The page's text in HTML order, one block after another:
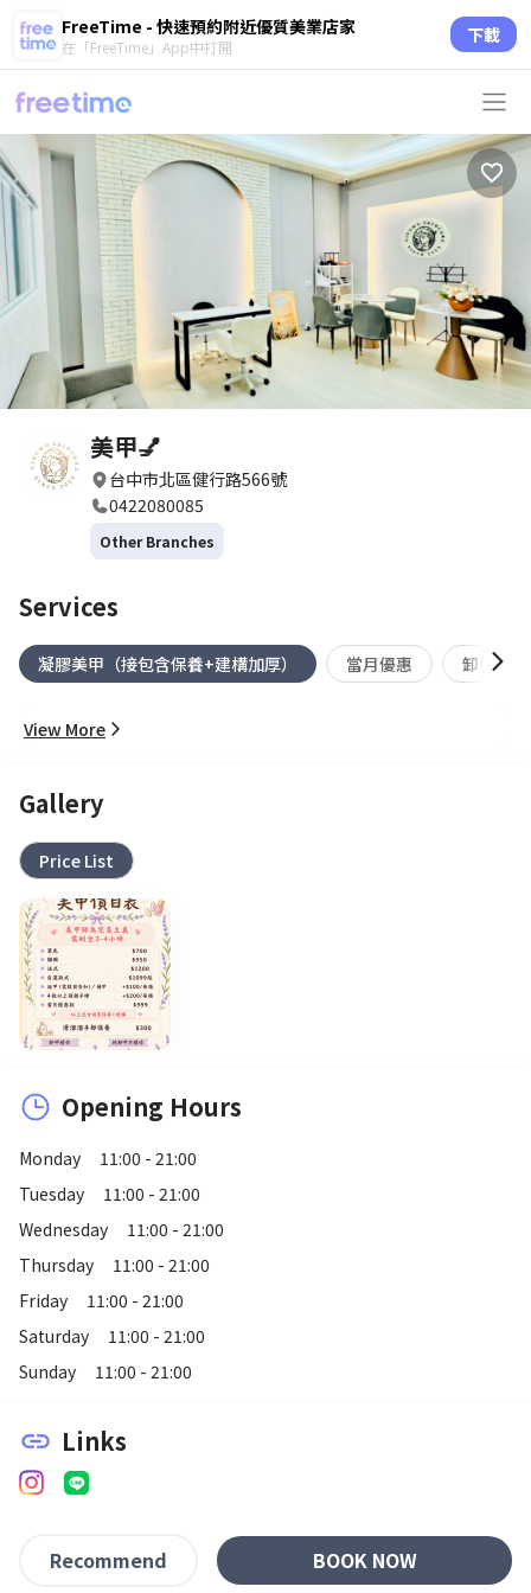
FreeTime - 快速預約附近優質美業店家
在「FreeTime」App中打開 下載
美甲💅
台中市北區健行路566號
0422080085
Other Branches
Services
凝膠美甲（接包含保養+建構加厚） 當月優惠 卸甲&延
View More
Gallery
Price List
Opening Hours
Monday
11:00 - 21:00
Tuesday
11:00 - 21:00
Wednesday
11:00 - 21:00
Thursday
11:00 - 21:00
Friday
11:00 - 21:00
Saturday
11:00 - 21:00
Sunday
11:00 - 21:00
link Links
Recommend BOOK NOW